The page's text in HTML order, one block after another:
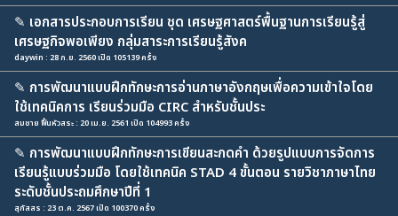
✎ เอกสารประกอบการเรียน ชุด เศรษฐศาสตร์พื้นฐานการเรียนรู้สู่
เศรษฐกิจพอเพียง กลุ่มสาระการเรียนรู้สังค
daywin : 28 ก.ย. 2560 เปิด 105139 ครั้ง
✎ การพัฒนาแบบฝึกทักษะการอ่านภาษาอังกฤษเพื่อความเข้าใจโดย
ใช้เทคนิคการ เรียนร่วมมือ CIRC สำหรับชั้นประ
สมชาย ฟื้นหัวสระ : 20 เม.ย. 2561 เปิด 104993 ครั้ง
✎ การพัฒนาแบบฝึกทักษะการเขียนสะกดคำ ด้วยรูปแบบการจัดการ
เรียนรู้แบบร่วมมือ โดยใช้เทคนิค STAD 4 ขั้นตอน รายวิชาภาษาไทย
ระดับชั้นประถมศึกษาปีที่ 1
สุภัสสร : 23 ต.ค. 2567 เปิด 100370 ครั้ง